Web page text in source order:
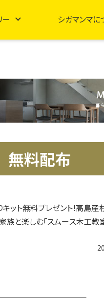
ー シガマンマに
無料配布
キット無料プレゼント!高島産
族と楽しむ「スムース木工教